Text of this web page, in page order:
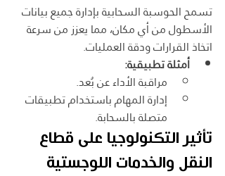
تسمح الحوسبة السحابية بإدارة جميع بيانات
الأسطول من أي مكان، مما يعزز من سرعة
اتخاذ القرارات ودقة العمليات.
أمثلة تطبيقية:
مراقبة الأداء عن بُعد.
إدارة المهام باستخدام تطبيقات
متصلة بالسحابة.
تأثير التكنولوجيا على قطاع
النقل والخدمات اللوجستية